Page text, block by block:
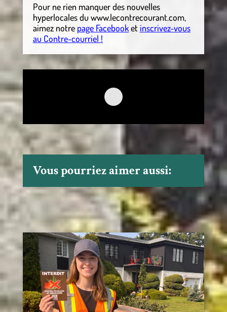
Pour ne rien manquer des nouvelles
hyperlocalesdu www.lecontrecourant.com,
aimez notre page Facebooket inscrivez-vous
au Contre-courriel !
Vous pourriez aimer aussi: